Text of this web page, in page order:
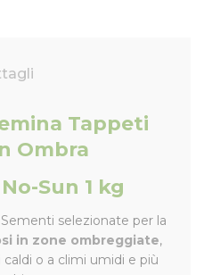
Tappeti
Ombra
Sun 1 kg
selezionate per la
in zone ombreggiate,
o a climi umidi e più